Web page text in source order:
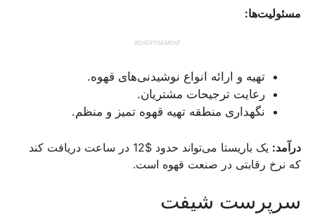
مسئولیت‌ها:
ADVERTISEMENT
تهیه و ارائه انواع نوشیدنی‌های قهوه.
رعایت ترجیحات مشتریان.
نگهداری منطقه تهیه قهوه تمیز و منظم.
درآمد:
یک باریستا می‌تواند حدود $12 در ساعت دریافت کند
که نرخ رقابتی در صنعت قهوه است.
سرپرست شیفت